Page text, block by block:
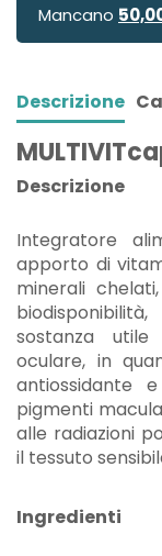
Mancano
Descrizione
Descrizione
Integratore
apporto di
minerali
sostanza
oculare, in
antiossidante
pigmenti
alle radiazioni
il tessuto
Ingredienti